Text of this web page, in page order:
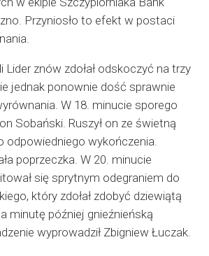
Przyniosło to efekt w postaci
Lider znów zdołał odskoczyć na trzy
jednak ponownie dość sprawnie
W 18. minucie sporego
Sobański. Ruszył on ze świetną
odpowiedniego wykończenia.
poprzeczka. W 20. minucie
się sprytnym odegraniem do
który zdołał zdobyć dziewiątą
minutę później gnieźnieńską
wyprowadził Zbigniew Łuczak.